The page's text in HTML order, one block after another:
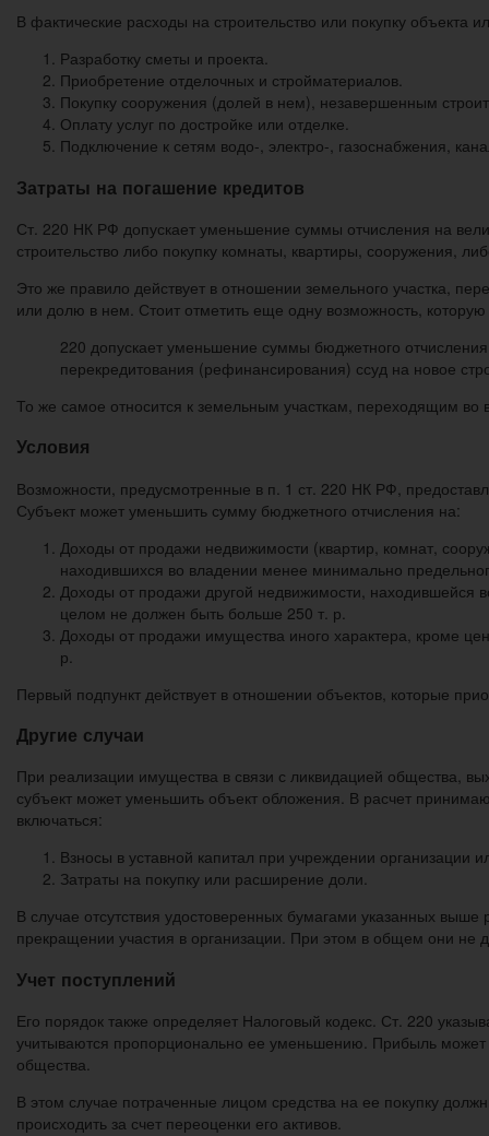
В фактические расходы на строительство или покупку объекта
Разработку сметы и проекта.
Приобретение отделочных и стройматериалов.
Покупку сооружения (долей в нем), незавершенным
Оплату услуг по достройке или отделке.
Подключение к сетям водо-, электро-, газоснабжения,
Затраты на погашение кредитов
Ст. 220 НК РФ допускает уменьшение суммы отчисления на
строительство либо покупку комнаты, квартиры, сооружения,
Это же правило действует в отношении земельного участка,
или долю в нем. Стоит отметить еще одну возможность,
220 допускает уменьшение суммы бюджетного
перекредитования (рефинансирования) ссуд на новое
То же самое относится к земельным участкам, переходящим во
Условия
Возможности, предусмотренные в п. 1 ст. 220 НК РФ,
Субъект может уменьшить сумму бюджетного отчисления на:
Доходы от продажи недвижимости (квартир, комнат,
находившихся во владении менее минимально
Доходы от продажи другой недвижимости, находившейся
целом не должен быть больше 250 т. р.
Доходы от продажи имущества иного характера, кроме
р.
Первый подпункт действует в отношении объектов, которые
Другие случаи
При реализации имущества в связи с ликвидацией общества,
субъект может уменьшить объект обложения. В расчет
включаться:
Взносы в уставной капитал при учреждении
Затраты на покупку или расширение доли.
В случае отсутствия удостоверенных бумагами указанных
прекращении участия в организации. При этом в общем они не
Учет поступлений
Его порядок также определяет Налоговый кодекс. Ст. 220
учитываются пропорционально ее уменьшению. Прибыль
общества.
В этом случае потраченные лицом средства на ее покупку
происходить за счет переоценки его активов.